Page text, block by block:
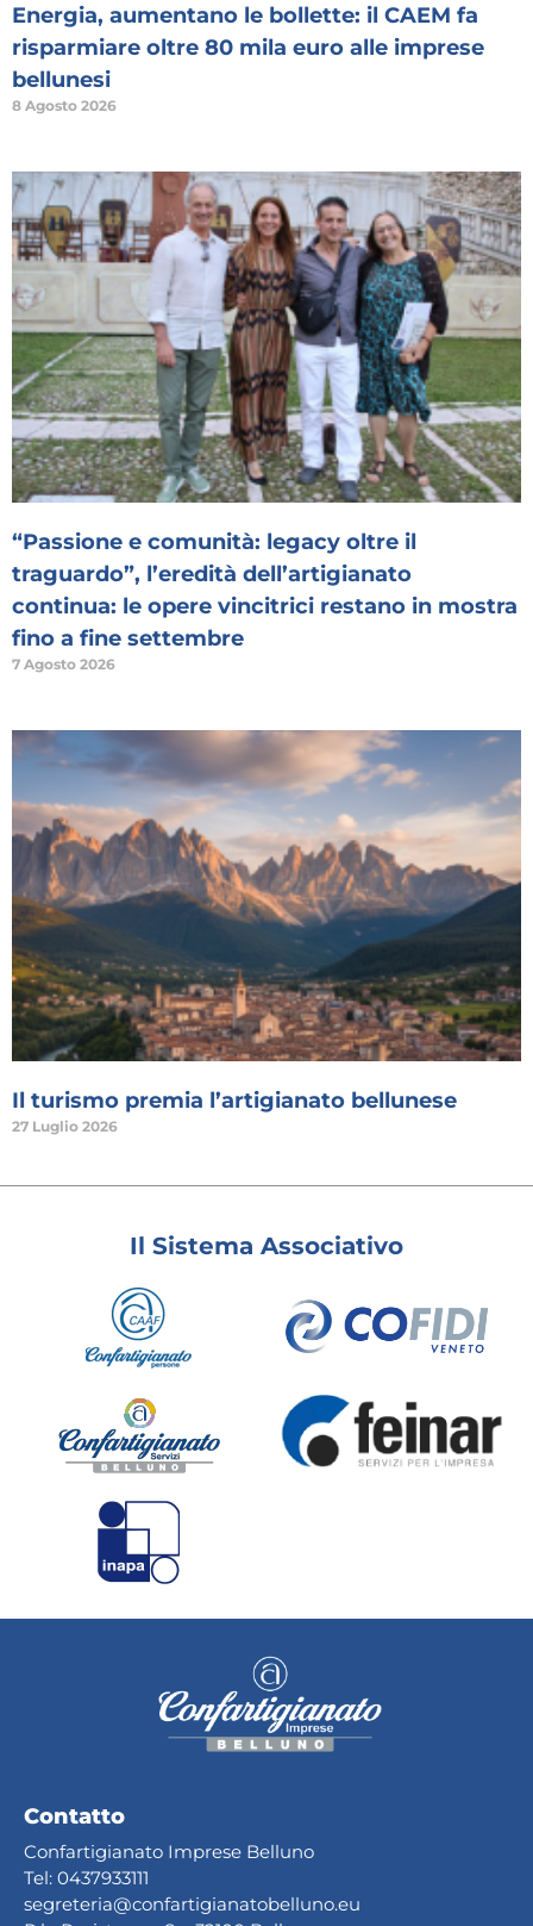
Energia, aumentano le bollette: il CAEM fa
risparmiare oltre 80 mila euro alle imprese
bellunesi
8 Agosto 2026
“Passione e comunità: legacy oltre il
traguardo”, l’eredità dell’artigianato
continua: le opere vincitrici restano in mostra
fino a fine settembre
7 Agosto 2026
Il turismo premia l’artigianato bellunese
27 Luglio 2026
Il Sistema Associativo
Contatto
Confartigianato Imprese Belluno
Tel: 0437933111
segreteria@confartigianatobelluno.eu